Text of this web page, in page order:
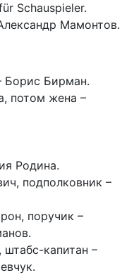
Schauspieler.
Мамонтов.
Борис Бирман.
потом жена –
Родина.
подполковник –
поручик –
капитан –